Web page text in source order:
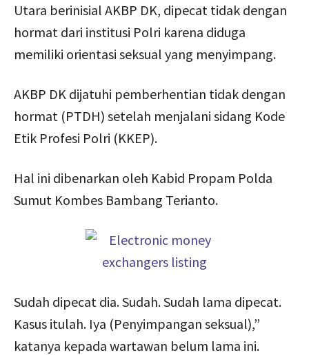
Utara berinisial AKBP DK, dipecat tidak dengan
hormat dari institusi Polri karena diduga
memiliki orientasi seksual yang menyimpang.
AKBP DK dijatuhi pemberhentian tidak dengan
hormat (PTDH) setelah menjalani sidang Kode
Etik Profesi Polri (KKEP).
Hal ini dibenarkan oleh Kabid Propam Polda
Sumut Kombes Bambang Terianto.
Sudah dipecat dia. Sudah. Sudah lama dipecat.
Kasus itulah. Iya (Penyimpangan seksual),”
katanya kepada wartawan belum lama ini.